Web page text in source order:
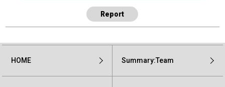
Report
HOME Summary:Team